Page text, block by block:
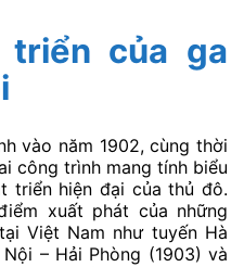
của ga
vào năm 1902, cùng thời
công trình mang tính biểu
triển hiện đại của thủ đô.
xuất phát của những
Việt Nam như tuyến Hà
– Hải Phòng (1903) và